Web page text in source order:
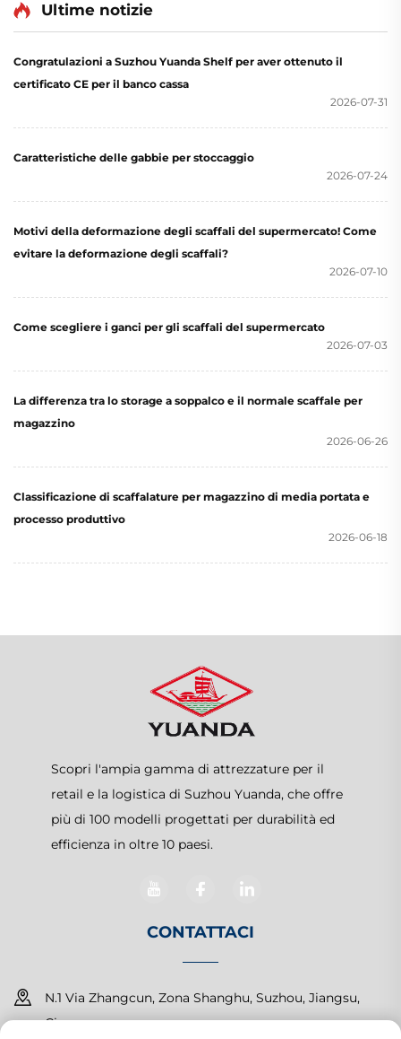
Ultime notizie
Congratulazioni a Suzhou Yuanda Shelf per aver ottenuto il
certificato CE per il banco cassa
2026-07-31
Caratteristiche delle gabbie per stoccaggio
2026-07-24
Motivi della deformazione degli scaffali del supermercato! Come
evitare la deformazione degli scaffali?
2026-07-10
Come scegliere i ganci per gli scaffali del supermercato
2026-07-03
La differenza tra lo storage a soppalco e il normale scaffale per
magazzino
2026-06-26
Classificazione di scaffalature per magazzino di media portata e
processo produttivo
2026-06-18
Scopri l'ampia gamma di attrezzature per il
retail e la logistica di Suzhou Yuanda, che offre
più di 100 modelli progettati per durabilità ed
efficienza in oltre 10 paesi.
CONTATTACI
N.1 Via Zhangcun, Zona Shanghu, Suzhou, Jiangsu,
Cina